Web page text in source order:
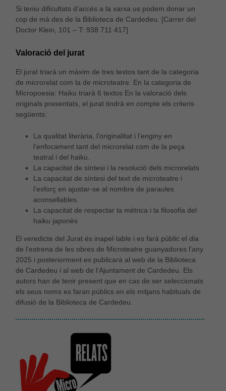
Si teniu dificultats d’accés a la xarxa us podem donar un
cop de mà des de la Biblioteca de Cardedeu. [Carrer del
Doctor Klein, 101 – T: 938 711 417]
Valoració del jurat
El jurat triarà un màxim de tres textos tant de la categoria
de microrelat com la de microteatre. En la categoria de
Micropoesia: Haiku triarà 6 textos En la valoració dels
originals presentats, el jurat tindrà en compte els criteris
següents:
La qualitat literària, l’originalitat i l’enginy en
l’enfocament tant del microrelat com de la peça
teatral i del haiku.
La capacitat de síntesi i la resolució dels microrelats
La capacitat de síntesi del text de microteatre i
l’esforç en ajustar-se al nombre de paraules
aconsellables.
La capacitat de respectar la mètrica i la filosofia del
haiku japonès
El veredicte del Jurat és inapel·lable i es farà públic el dia
de l’estrena de les obres de Microteatre guanyadores l’any
2025 i posteriorment es publicarà al web de la Biblioteca
de Cardedeu i al web de l’Ajuntament de Cardedeu. Els
autors han de tenir present que en cas de ser seleccionats
els seus noms es faran públics en els mitjans habituals de
difusió de la Biblioteca de Cardedeu.